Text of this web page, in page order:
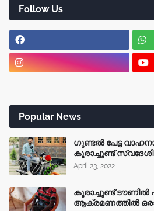
Follow Us
Popular News
ഗുണ്ടൽ പേട്ട
കൂരാച്ചുണ്ട്
April 23, 2022
കൂരാച്ചുണ്ട് ടൗണിൽ
ആക്രമണത്തിൽ